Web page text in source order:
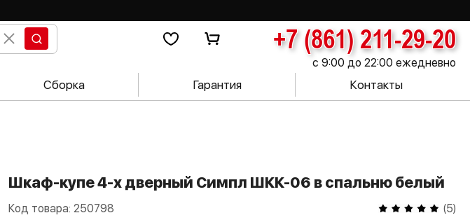
+7 (861) 211-29-20
с 9:00 до 22:00 ежедневно
Сборка Гарантия Контакты
Шкаф-купе 4-х дверный Симпл ШКК-06 в спальню белый
Код товара: 250798 (5)